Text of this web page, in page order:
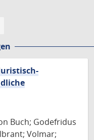
Buch; Godefridus
Volmar;